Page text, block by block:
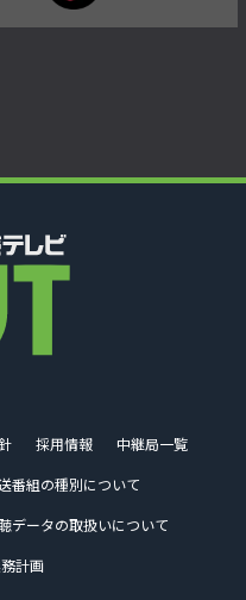
採用情報
中継局一覧
番組の種別について
データの取扱いについて
計画